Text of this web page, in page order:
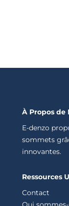
À Propos de
E-denzo
sommets
innovantes.
Ressources
Contact